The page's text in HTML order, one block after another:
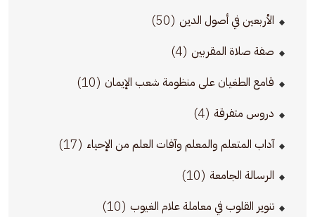
الأربعين في أصول الدين (50)
صفة صلاة المقربين (4)
قامع الطغيان على منظومة شعب الإيمان (10)
دروس متفرقة (4)
آداب المتعلم والمعلم وآفات العلم من الإحياء (17)
الرسالة الجامعة (10)
تنوير القلوب في معاملة علام الغيوب (10)